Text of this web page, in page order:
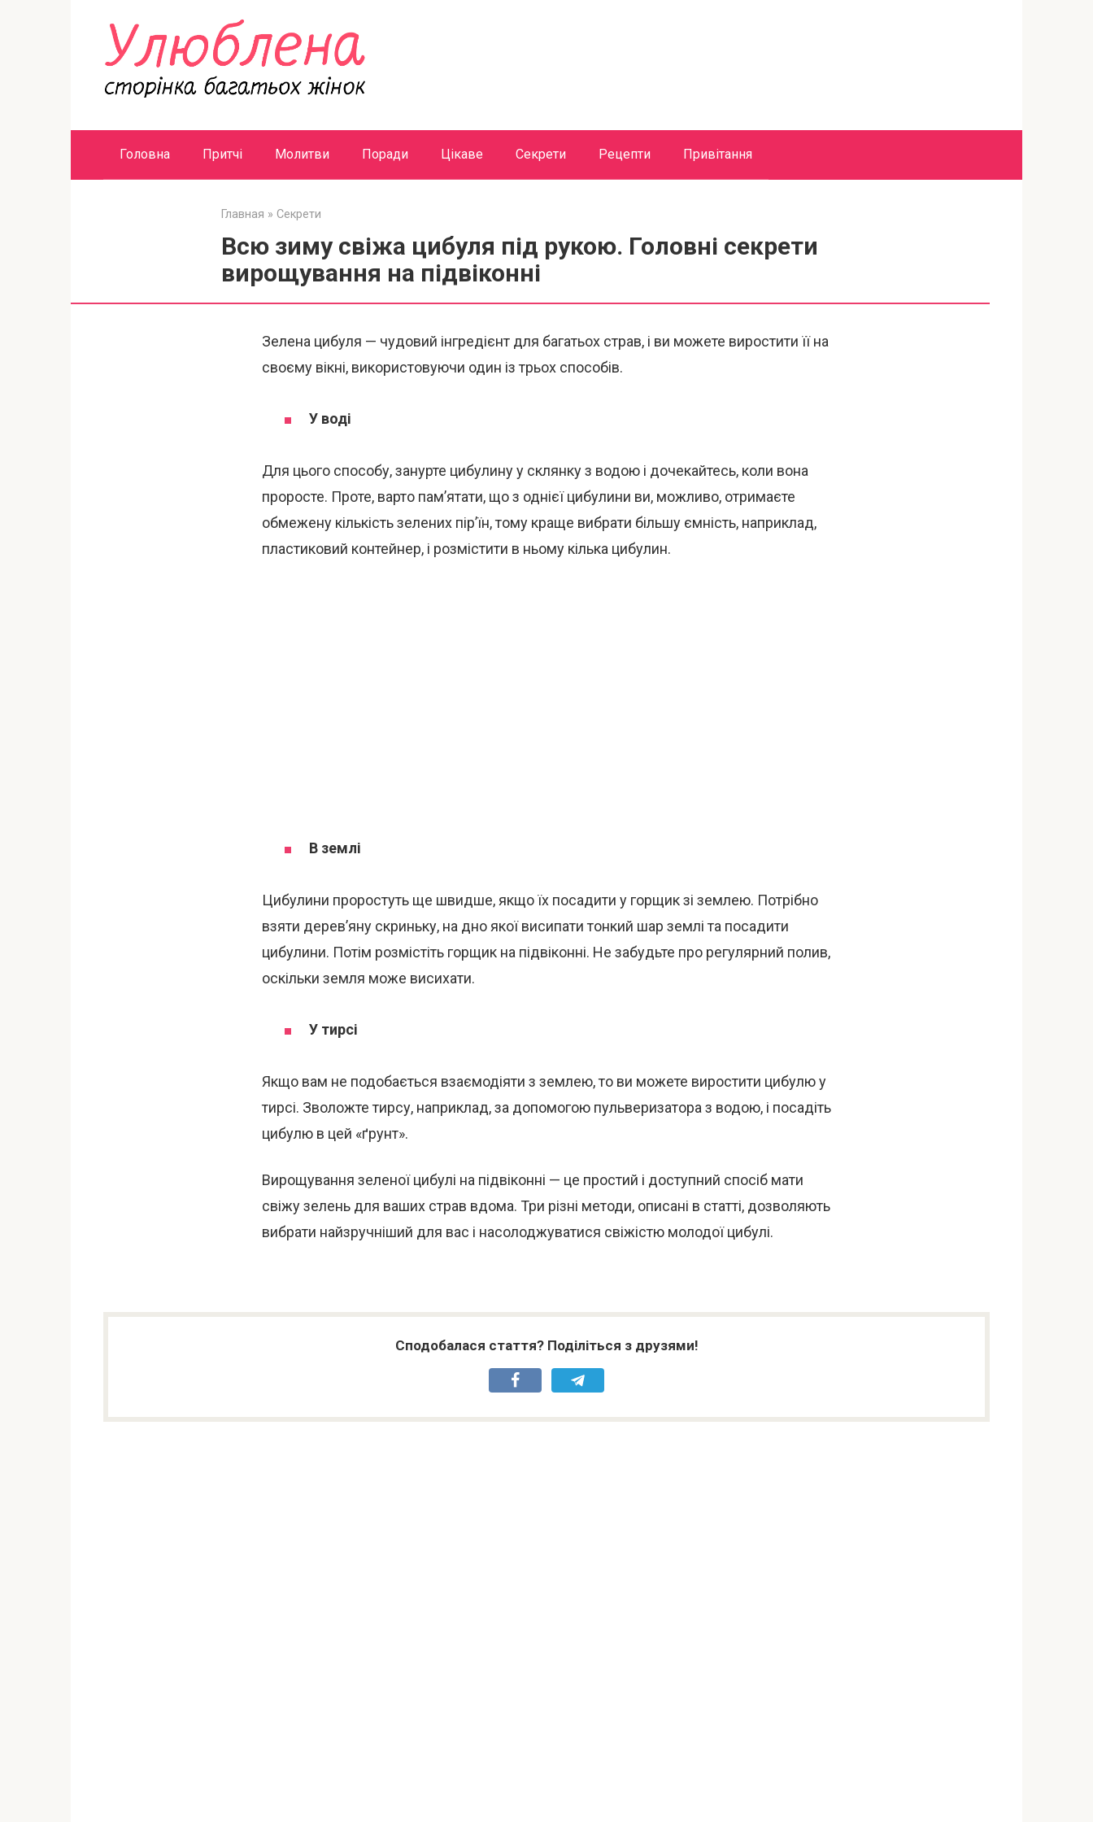
Головна Притчі Молитви Поради Цікаве Секрети Рецепти Привітання
Главная » Секрети
Всю зиму свіжа цибуля під рукою. Головні секрети
вирощування на підвіконні
Зелена цибуля — чудовий інгредієнт для багатьох страв, і ви можете виростити її на
своєму вікні, використовуючи один із трьох способів.
У воді
Для цього способу, занурте цибулину у склянку з водою і дочекайтесь, коли вона
проросте. Проте, варто пам’ятати, що з однієї цибулини ви, можливо, отримаєте
обмежену кількість зелених пір’їн, тому краще вибрати більшу ємність, наприклад,
пластиковий контейнер, і розмістити в ньому кілька цибулин.
В землі
Цибулини проростуть ще швидше, якщо їх посадити у горщик зі землею. Потрібно
взяти дерев’яну скриньку, на дно якої висипати тонкий шар землі та посадити
цибулини. Потім розмістіть горщик на підвіконні. Не забудьте про регулярний полив,
оскільки земля може висихати.
У тирсі
Якщо вам не подобається взаємодіяти з землею, то ви можете виростити цибулю у
тирсі. Зволожте тирсу, наприклад, за допомогою пульверизатора з водою, і посадіть
цибулю в цей «ґрунт».
Вирощування зеленої цибулі на підвіконні — це простий і доступний спосіб мати
свіжу зелень для ваших страв вдома. Три різні методи, описані в статті, дозволяють
вибрати найзручніший для вас і насолоджуватися свіжістю молодої цибулі.
Сподобалася стаття? Поділіться з друзями!